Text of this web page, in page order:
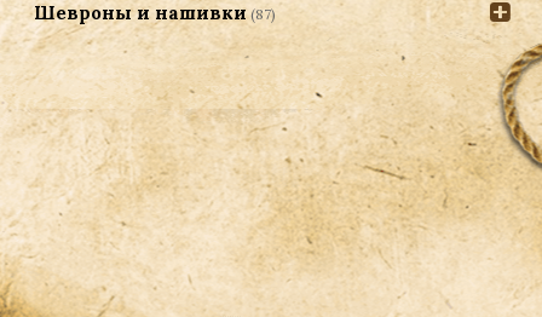
Шевроны и нашивки (87)